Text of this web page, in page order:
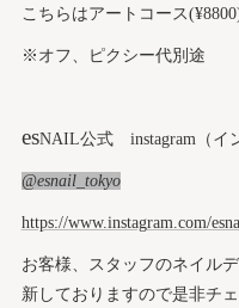
こちらはアートコース
※オフ、ピクシー代別途
esNAIL公式 instagram（イ
@esnail_tokyo
https://www.instagram.com/
お客様、スタッフのネイル
新しておりますので是非チ